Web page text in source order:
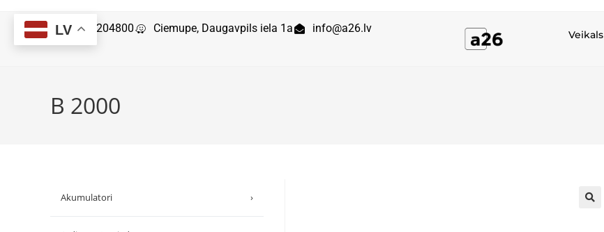
29204800 Ciemupe, Daugavpils iela 1a info@a26.lv Veikals
B 2000
Akumulatori ›
LV